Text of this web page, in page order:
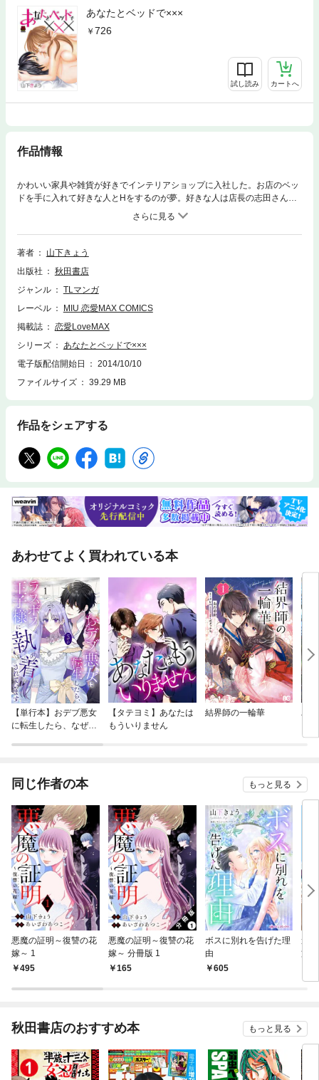
あなたとベッドで×××
726
試し読み カートへ
作品情報
かわいい家具や雑貨が好きでインテリアショップに入社した。お店のベッ
ドを手に入れて好きな人とHをするのが夢。好きな人は店長の志田さん。
でもガサツな私は志田さんから女だと思われていない。そんなある日、仕
事中の事故で足をねんざしてしまった。自宅の家の階段を上れなくなった
私は、なんと志田さんの部屋にお世話になることに！ ひとつ屋根の下、な
んにも起きないわけはない…？ ※この作品は雑誌「恋愛LoveMAX」「恋愛
版の雑誌「恋愛 LoveMAX」「恋愛チェリーピンク」をお求めになった方
は、コンテンツ内容が重複する場合がございますので、ご注意ください。
著者
山下きょう
出版社
秋田書店
ジャンル
TLマンガ
レーベル
MIU 恋愛MAX COMICS
掲載誌
恋愛LoveMAX
シリーズ
あなたとベッドで×××
電子版配信開始日
2014/10/10
ファイルサイズ
39.29 MB
作品をシェアする
あわせてよく買われている本
【単行本】おデブ悪女
に転生したら、なぜか
【タテヨミ】あなたは
もういりません
結界師の一輪華
バ
今
同じ作者の本 もっと見る
悪魔の証明～復讐の花
嫁～ 1
495
悪魔の証明～復讐の花
嫁～ 分冊版 1
165
ボスに別れを告げた理
由
605
遺
族
秋田書店のおすすめ本 もっと見る